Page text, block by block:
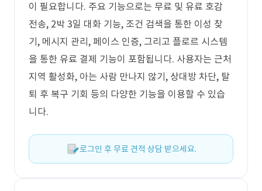
이 필요합니다. 주요 기능으로는 무료 및 유료 호감
전송, 2박 3일 대화 기능, 조건 검색을 통한 이성 찾
기, 메시지 관리, 페이스 인증, 그리고 플로르 시스템
을 통한 유료 결제 기능이 포함됩니다. 사용자는 근처
지역 활성화, 아는 사람 만나지 않기, 상대방 차단, 탈
퇴 후 복구 기회 등의 다양한 기능을 이용할 수 있습
니다.
로그인 후 무료 견적 상담 받으세요.